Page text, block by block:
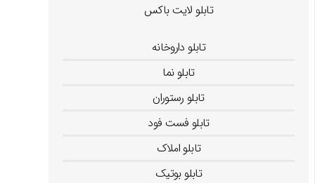
تابلو لایت باکس
تابلو داروخانه
تابلو نما
تابلو رستوران
تابلو فست فود
تابلو املاک
تابلو بوتیک